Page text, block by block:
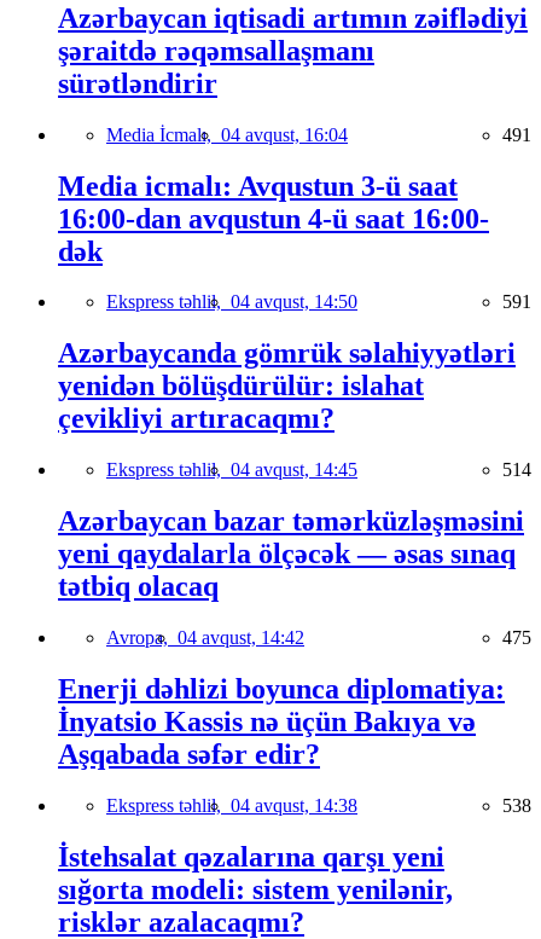
Azərbaycan iqtisadi artımın zəiflədiyi
şəraitdə rəqəmsallaşmanı
sürətləndirir
Media İcmalı, 04 avqust, 16:04 491
Media icmalı: Avqustun 3-ü saat
16:00-dan avqustun 4-ü saat 16:00-
dək
Ekspress təhlil, 04 avqust, 14:50 591
Azərbaycanda gömrük səlahiyyətləri
yenidən bölüşdürülür: islahat
çevikliyi artıracaqmı?
Ekspress təhlil, 04 avqust, 14:45 514
Azərbaycan bazar təmərküzləşməsini
yeni qaydalarla ölçəcək — əsas sınaq
tətbiq olacaq
Avropa, 04 avqust, 14:42 475
Enerji dəhlizi boyunca diplomatiya:
İnyatsio Kassis nə üçün Bakıya və
Aşqabada səfər edir?
Ekspress təhlil, 04 avqust, 14:38 538
İstehsalat qəzalarına qarşı yeni
sığorta modeli: sistem yenilənir,
risklər azalacaqmı?